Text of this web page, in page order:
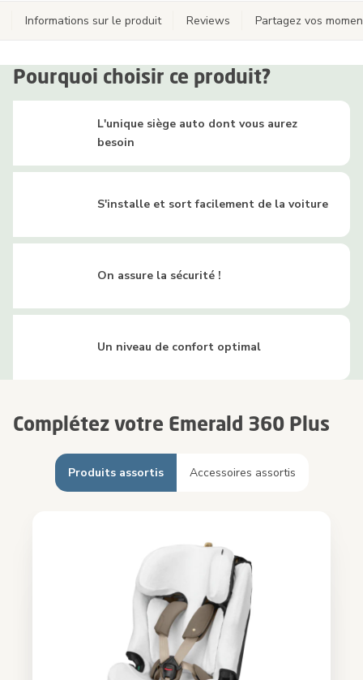
Informations sur le produit Reviews Partagez vos
Pourquoi choisir ce produit?
L'unique siège auto dont vous aurez
besoin
S'installe et sort facilement de la voiture
On assure la sécurité !
Un niveau de confort optimal
Complétez votre Emerald 360 Plus
Produits assortis Accessoires assortis